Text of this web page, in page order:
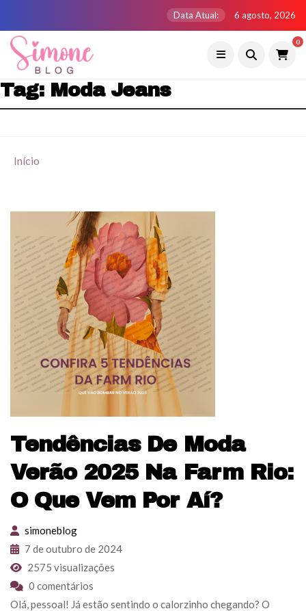
Data Atual: 6 agosto, 2026
0
Tag: Moda Jeans
Início
Tendências De Moda
Verão 2025 Na Farm Rio:
O Que Vem Por Aí?
simoneblog
7 de outubro de 2024
2575 visualizações
0 comentários
Olá, pessoal! Já estão sentindo o calorzinho chegando? O